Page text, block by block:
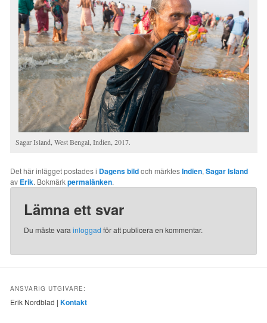
Sagar Island, West Bengal, Indien, 2017.
Det här inlägget postades i Dagens bildoch märktesIndien,Sagar Island
av Erik. Bokmärkpermalänken.
Lämna ett svar
Du måste varainloggad för att publicera en kommentar.
ANSVARIG UTGIVARE:
Erik Nordblad |Kontakt